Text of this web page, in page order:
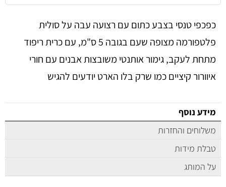
כפכפי טנסי בצבע כתום עם רצועה עבה על סולית
פלטפורמה מצופה שעם בגובה 5 ס"מ, עם כרית ריפוד
מתחת לעקב, גימור אותנטי משובצות אבנים עם חורי
איוורור קיציים כמו שרק בלו הארט יודעים להגיש
מידע נוסף
משלוחים והחזרות
טבלת מידות
על המותג